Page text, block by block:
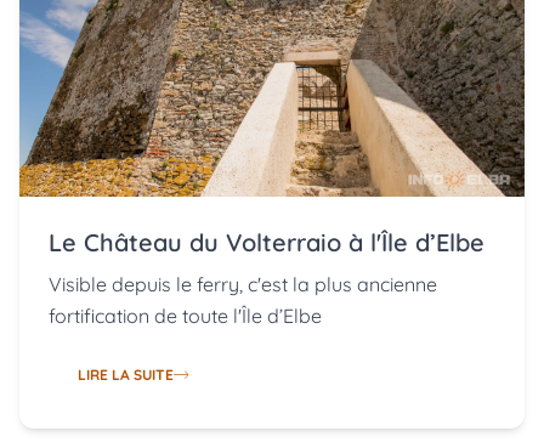
Le Château du Volterraio à l'Île d’Elbe
Visible depuis le ferry, c'est la plus ancienne
fortification de toute l'Île d’Elbe
LIRE LA SUITE